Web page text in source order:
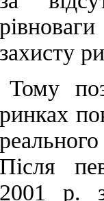
захисту
Тому
ринках
Після
2001 р.